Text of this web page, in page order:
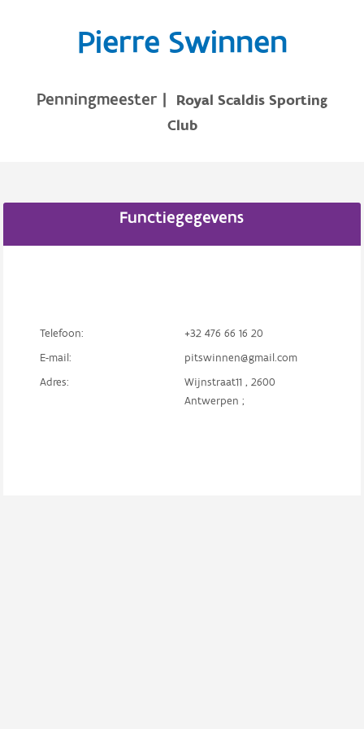
Pierre Swinnen
Penningmeester |
Royal Scaldis Sporting
Club
Functiegegevens
Telefoon:
+32 476 66 16 20
E-mail:
pitswinnen@gmail.com
Adres:
Wijnstraat11 , 2600
Antwerpen ;